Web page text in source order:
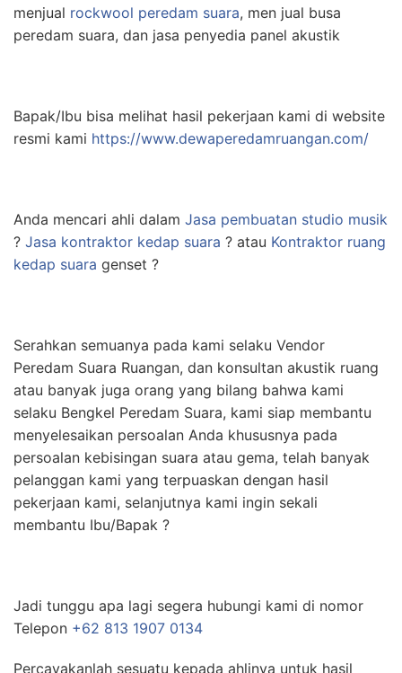
menjual rockwool peredam suara, men jual busa
peredam suara, dan jasa penyedia panel akustik
Bapak/Ibu bisa melihat hasil pekerjaan kami di website
resmi kami https://www.dewaperedamruangan.com/
Anda mencari ahli dalam Jasa pembuatan studio musik
? Jasa kontraktor kedap suara ? atau Kontraktor ruang
kedap suara genset ?
Serahkan semuanya pada kami selaku Vendor
Peredam Suara Ruangan, dan konsultan akustik ruang
atau banyak juga orang yang bilang bahwa kami
selaku Bengkel Peredam Suara, kami siap membantu
menyelesaikan persoalan Anda khususnya pada
persoalan kebisingan suara atau gema, telah banyak
pelanggan kami yang terpuaskan dengan hasil
pekerjaan kami, selanjutnya kami ingin sekali
membantu Ibu/Bapak ?
Jadi tunggu apa lagi segera hubungi kami di nomor
Telepon +62 813 1907 0134
Percayakanlah sesuatu kepada ahlinya untuk hasil